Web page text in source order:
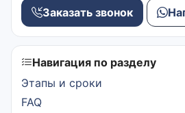
Заказать звонок
Навигация по разделу
Этапы и сроки
FAQ